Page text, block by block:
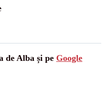
de Alba și pe Google